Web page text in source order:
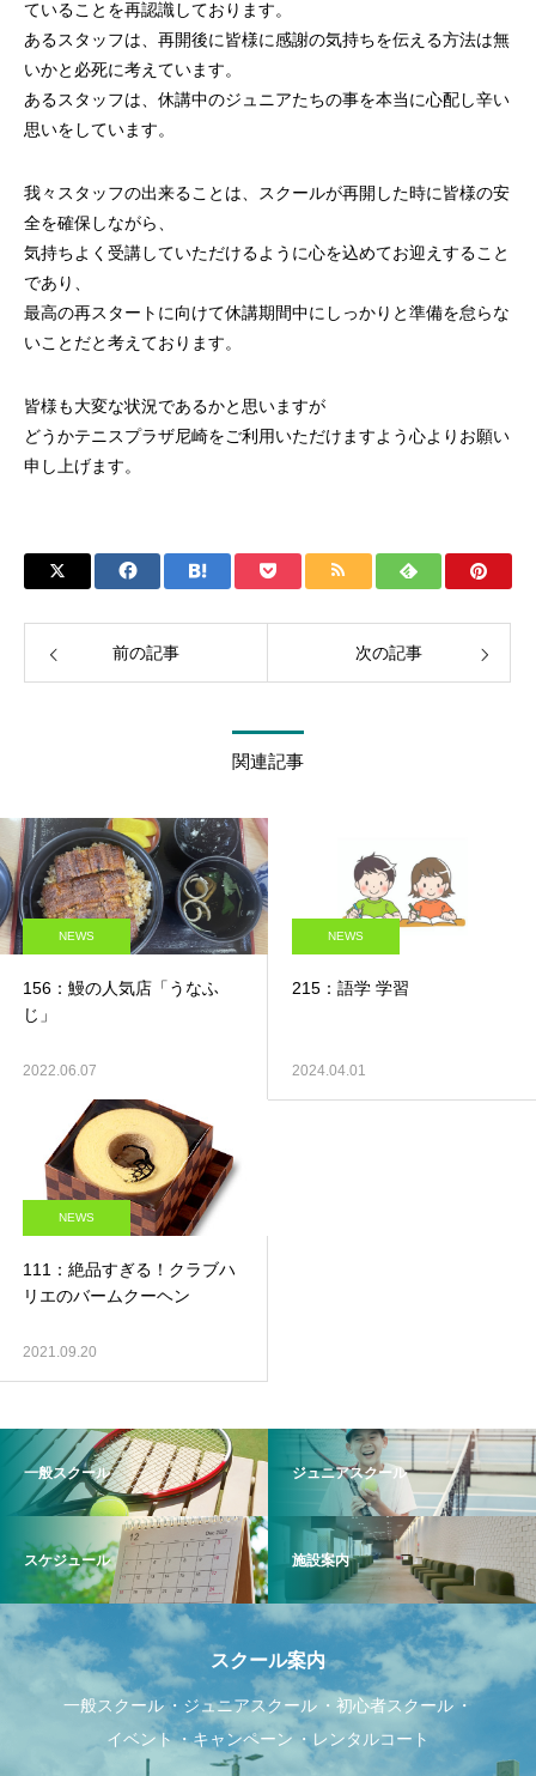
ていることを再認識しております。
あるスタッフは、再開後に皆様に感謝の気持ちを伝える方法は無
いかと必死に考えています。
あるスタッフは、休講中のジュニアたちの事を本当に心配し辛い
思いをしています。
我々スタッフの出来ることは、スクールが再開した時に皆様の安
全を確保しながら、
気持ちよく受講していただけるように心を込めてお迎えすること
であり、
最高の再スタートに向けて休講期間中にしっかりと準備を怠らな
いことだと考えております。
皆様も大変な状況であるかと思いますが
どうかテニスプラザ尼崎をご利用いただけますよう心よりお願い
申し上げます。
前の記事 次の記事
関連記事
NEWS
156：鰻の人気店「うなふ
じ」
2022.06.07
NEWS
215：語学 学習
2024.04.01
NEWS
111：絶品すぎる！クラブハ
リエのバームクーヘン
2021.09.20
一般スクール ジュニアスクール
スケジュール 施設案内
スクール案内
一般スクール ジュニアスクール
初心者スクール
イベント
キャンペーン レンタルコート